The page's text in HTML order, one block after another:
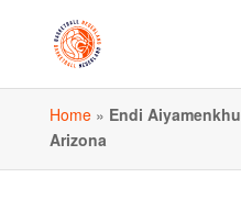
Home» Endi
Arizona